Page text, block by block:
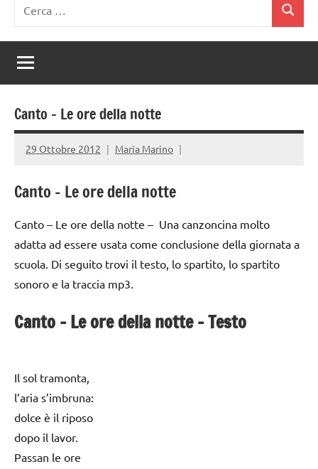
per:
Cerca
Canto – Le ore della notte
29 Ottobre 2012 Maria Marino
Canto – Le ore della notte
Canto – Le ore della notte – Una canzoncina molto
adatta ad essere usata come conclusione della giornata a
scuola. Di seguito trovi il testo, lo spartito, lo spartito
sonoro e la traccia mp3.
Canto – Le ore della notte – Testo
Il sol tramonta,
l’aria s’imbruna:
dolce è il riposo
dopo il lavor.
Passan le ore